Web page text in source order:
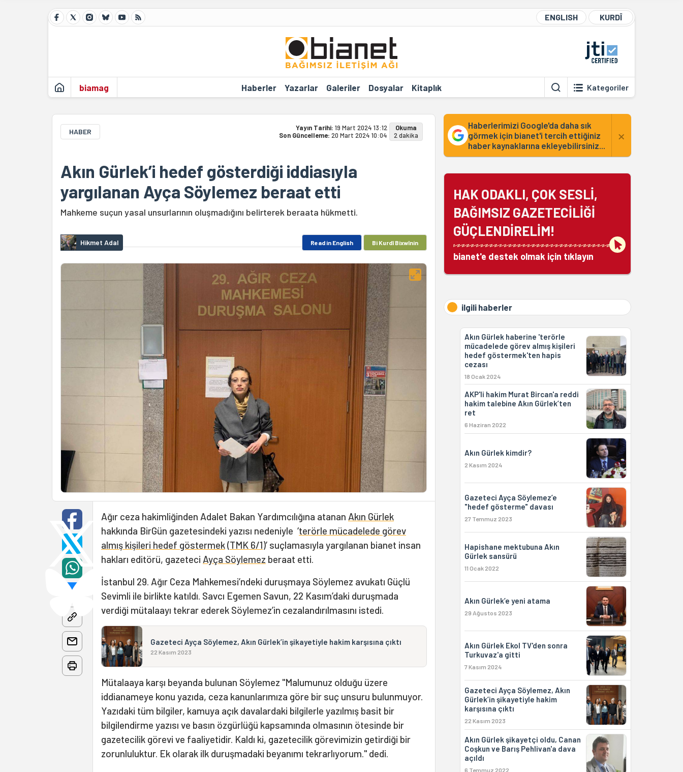
ENGLISH KURDÎ
biamag Haberler Yazarlar Galeriler Dosyalar Kitaplık Kategoriler
HABER Yayın Tarihi: 19 Mart 2024 13:12
Son Güncelleme: 20 Mart 2024 10:04
Okuma
2 dakika
Akın Gürlek’i hedef gösterdiği iddiasıyla
yargılanan Ayça Söylemez beraat etti
Mahkeme suçun yasal unsurlarının oluşmadığını belirterek beraata hükmetti.
Hikmet Adal Read in English Bi Kurdî Bixwînin
Ağır ceza hakimliğinden Adalet Bakan Yardımcılığına atanan Akın Gürlek
hakkında BirGün gazetesindeki yazısı nedeniyle ‘terörle mücadelede görev
almış kişileri hedef göstermek(TMK 6/1)’ suçlamasıyla yargılanan bianet insan
hakları editörü, gazeteci Ayça Söylemez beraat etti.
İstanbul 29. Ağır Ceza Mahkemesi’ndeki duruşmaya Söylemez avukatı Güçlü
Sevimli ile birlikte katıldı. Savcı Egemen Savun, 22 Kasım’daki duruşmada
verdiği mütalaayı tekrar ederek Söylemez’in cezalandırılmasını istedi.
Gazeteci Ayça Söylemez, Akın Gürlek’in şikayetiyle hakim karşısına çıktı
22 Kasım 2023
Mütalaaya karşı beyanda bulunan Söylemez "Malumunuz olduğu üzere
iddianameye konu yazıda, ceza kanunlarımıza göre bir suç unsuru bulunmuyor.
Yazıdaki tüm bilgiler, kamuya açık davalardaki bilgilerle yazılmış basit bir
bilgilendirme yazısı ve basın özgürlüğü kapsamında olmasının ötesinde bir
gazetecilik görevi ve faaliyetidir. Kaldı ki, gazetecilik görevimizin getirdiği bir
zorunluluktur. Ek olarak ilk duruşmadaki beyanımı tekrarlıyorum." dedi.
Haberlerimizi Google'da daha sık
görmek için bianet'i tercih ettiğiniz
haber kaynaklarına ekleyebilirsiniz...
×
HAK ODAKLI, ÇOK SESLİ,
BAĞIMSIZ GAZETECİLİĞİ
GÜÇLENDİRELİM!
bianet'e destek olmak için tıklayın
ilgili haberler
Akın Gürlek haberine 'terörle
mücadelede görev almış kişileri
hedef göstermek'ten hapis
cezası
18 Ocak 2024
AKP'li hakim Murat Bircan'a reddi
hakim talebine Akın Gürlek’ten
ret
6 Haziran 2022
Akın Gürlek kimdir?
2 Kasım 2024
Gazeteci Ayça Söylemez’e
"hedef gösterme" davası
27 Temmuz 2023
Hapishane mektubuna Akın
Gürlek sansürü
11 Ocak 2022
Akın Gürlek’e yeni atama
29 Ağustos 2023
Akın Gürlek Ekol TV'den sonra
Turkuvaz'a gitti
7 Kasım 2024
Gazeteci Ayça Söylemez, Akın
Gürlek’in şikayetiyle hakim
karşısına çıktı
22 Kasım 2023
Akın Gürlek şikayetçi oldu, Canan
Coşkun ve Barış Pehlivan'a dava
açıldı
6 Temmuz 2022